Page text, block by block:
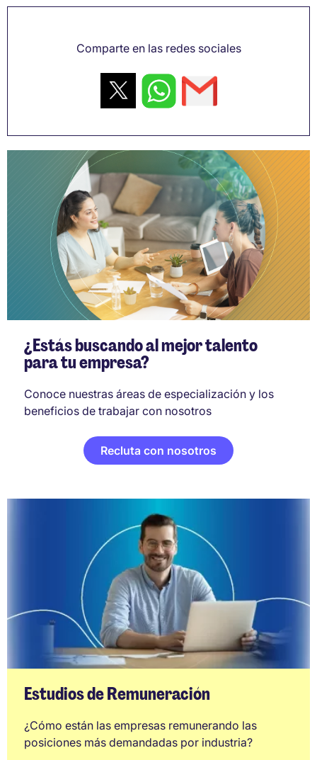
Comparte en las redes sociales
¿Estás buscando al mejor talento
para tu empresa?
Conoce nuestras áreas de especialización y los
beneficios de trabajar con nosotros
Recluta con nosotros
Estudios de Remuneración
¿Cómo están las empresas remunerando las
posiciones más demandadas por industria?